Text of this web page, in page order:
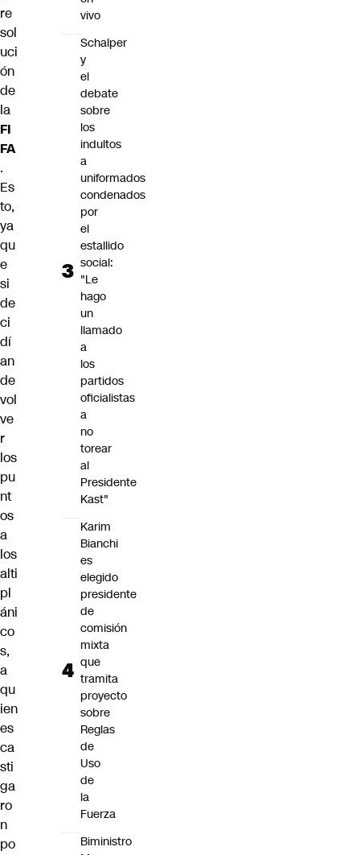
re
sol
uci
ón
de
la
FI
FA
.
Es
to,
ya
qu
e
si
de
ci
dí
an
de
vol
ve
r
los
pu
nt
os
a
los
alti
pl
áni
co
s,
a
qu
ien
es
ca
sti
ga
ro
n
po
vivo
Schalper
y
el
debate
sobre
los
indultos
a
uniformados
condenados
por
el
estallido
social:
"Le
hago
un
llamado
a
los
partidos
oficialistas
a
no
torear
al
Presidente
Kast"
Karim
Bianchi
es
elegido
presidente
de
comisión
mixta
que
tramita
proyecto
sobre
Reglas
de
Uso
de
la
Fuerza
Biministro